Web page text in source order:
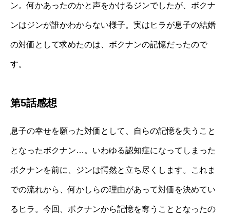
ン。何かあったのかと声をかけるジンでしたが、ボクナ
ンはジンが誰かわからない様子。実はヒラが息子の結婚
の対価として求めたのは、ボクナンの記憶だったので
す。
第5話感想
息子の幸せを願った対価として、自らの記憶を失うこと
となったボクナン…。いわゆる認知症になってしまった
ボクナンを前に、ジンは愕然と立ち尽くします。これま
での流れから、何かしらの理由があって対価を決めてい
るヒラ。今回、ボクナンから記憶を奪うこととなったの